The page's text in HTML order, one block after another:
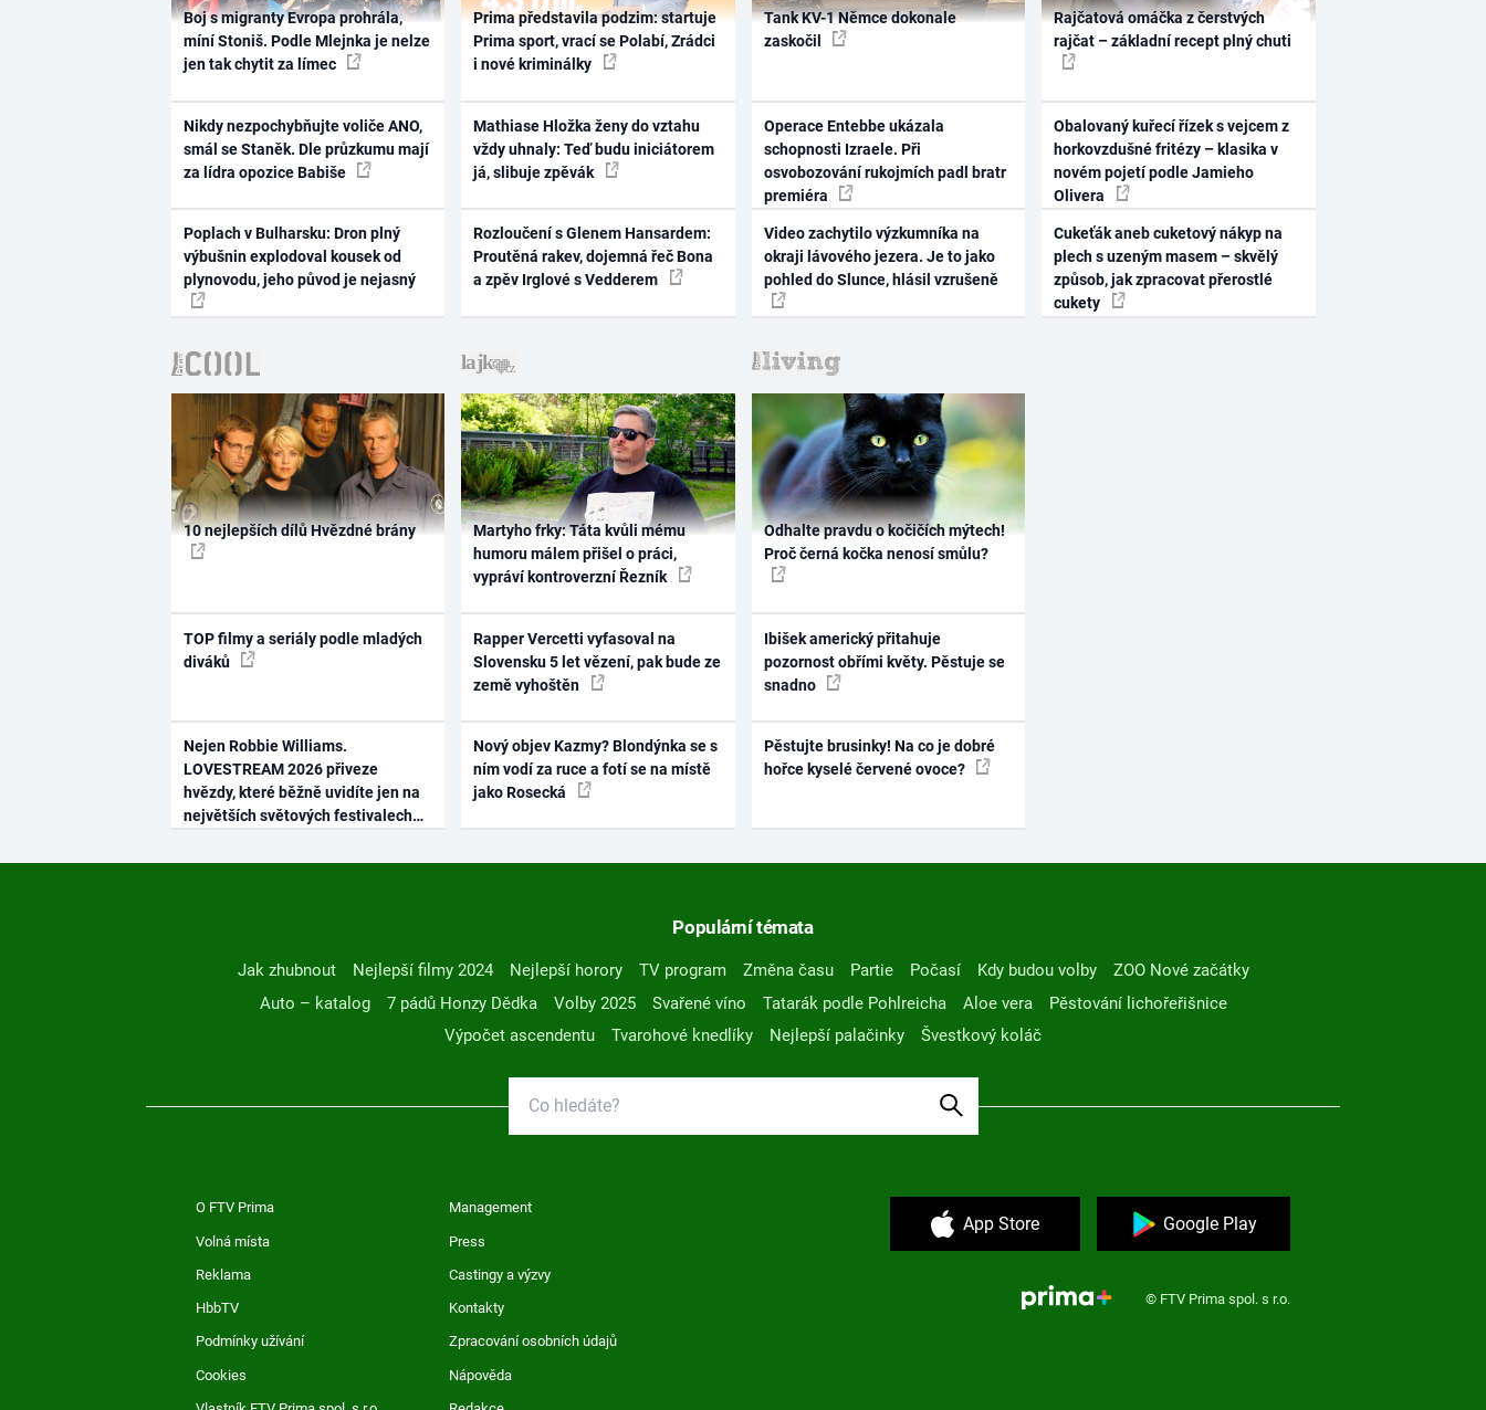
Boj s migranty Evropa prohrála,
míní Stoniš. Podle Mlejnka je nelze
jen tak chytit za límec
Nikdy nezpochybňujte voliče ANO,
smál se Staněk. Dle průzkumu mají
za lídra opozice Babiše
Poplach v Bulharsku: Dron plný
výbušnin explodoval kousek od
plynovodu, jeho původ je nejasný
Prima představila podzim: startuje
Prima sport, vrací se Polabí, Zrádci
i nové kriminálky
Mathiase Hložka ženy do vztahu
vždy uhnaly: Teď budu iniciátorem
já, slibuje zpěvák
Rozloučení s Glenem Hansardem:
Proutěná rakev, dojemná řeč Bona
a zpěv Irglové s Vedderem
Tank KV-1 Němce dokonale
zaskočil
Operace Entebbe ukázala
schopnosti Izraele. Při
osvobozování rukojmích padl bratr
premiéra
Video zachytilo výzkumníka na
okraji lávového jezera. Je to jako
pohled do Slunce, hlásil vzrušeně
Rajčatová omáčka z čerstvých
rajčat – základní recept plný chuti
Obalovaný kuřecí řízek s vejcem z
horkovzdušné fritézy – klasika v
novém pojetí podle Jamieho
Olivera
Cukeťák aneb cuketový nákyp na
plech s uzeným masem – skvělý
způsob, jak zpracovat přerostlé
cukety
10 nejlepších dílů Hvězdné brány
TOP filmy a seriály podle mladých
diváků
Nejen Robbie Williams.
LOVESTREAM 2026 přiveze
hvězdy, které běžně uvidíte jen na
největších světových festivalech
Martyho frky: Táta kvůli mému
humoru málem přišel o práci,
vypráví kontroverzní Řezník
Rapper Vercetti vyfasoval na
Slovensku 5 let vězení, pak bude ze
země vyhoštěn
Nový objev Kazmy? Blondýnka se s
ním vodí za ruce a fotí se na místě
jako Rosecká
Odhalte pravdu o kočičích mýtech!
Proč černá kočka nenosí smůlu?
Ibišek americký přitahuje
pozornost obřími květy. Pěstuje se
snadno
Pěstujte brusinky! Na co je dobré
hořce kyselé červené ovoce?
Populární témata
Jak zhubnout Nejlepší filmy 2024 Nejlepší horory TV program Změna času Partie Počasí Kdy budou volby
ZOO Nové začátky
Auto – katalog
7 pádů Honzy Dědka Volby 2025 Svařené víno Tatarák podle Pohlreicha Aloe vera
Pěstování lichořeřišnice
Výpočet ascendentu
Tvarohové knedlíky Nejlepší palačinky Švestkový koláč
O FTV Prima Management
Volná místa Press
Reklama Castingy a výzvy
HbbTV Kontakty
Podmínky užívání Zpracování osobních údajů
Cookies Nápověda
App Store Google Play
© FTV Prima spol. s r.o.